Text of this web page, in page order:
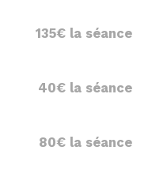
135€ la séance
40€ la séance
80€ la séance